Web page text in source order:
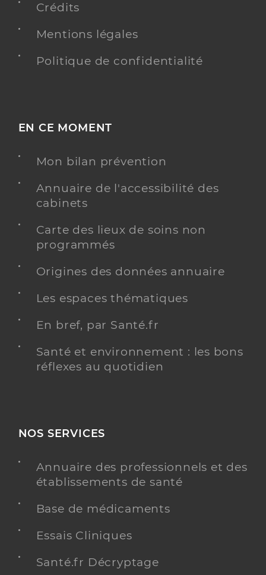
Crédits
Mentions légales
Politique de confidentialité
EN CE MOMENT
Mon bilan prévention
Annuaire de l'accessibilité des
cabinets
Carte des lieux de soins non
programmés
Origines des données annuaire
Les espaces thématiques
En bref, par Santé.fr
Santé et environnement : les bons
réflexes au quotidien
NOS SERVICES
Annuaire des professionnels et des
établissements de santé
Base de médicaments
Essais Cliniques
Santé.fr Décryptage